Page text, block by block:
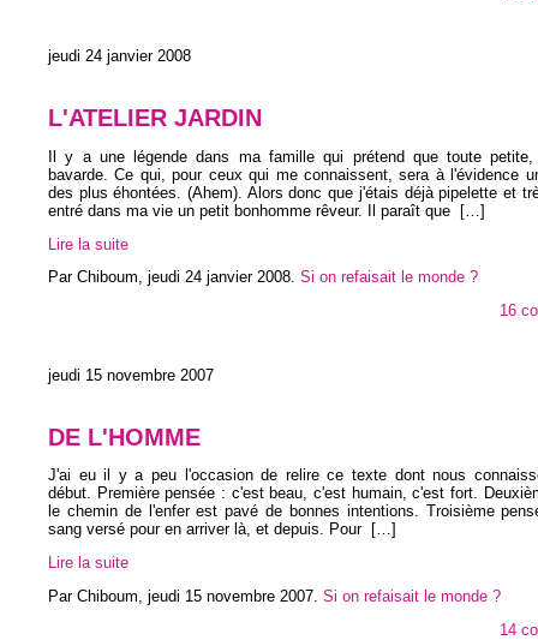
jeudi 24 janvier 2008
L'ATELIER JARDIN
Il y a une légende dans ma famille qui prétend que toute petite,
bavarde. Ce qui, pour ceux qui me connaissent, sera à l'évidence
des plus éhontées. (Ahem). Alors donc que j'étais déjà pipelette et
entré dans ma vie un petit bonhomme rêveur. Il paraît que […]
Lire la suite
Par Chiboum, jeudi 24 janvier 2008. Si on refaisait le monde ?
16
jeudi 15 novembre 2007
DE L'HOMME
J'ai eu il y a peu l'occasion de relire ce texte dont nous
début. Première pensée : c'est beau, c'est humain, c'est fort.
le chemin de l'enfer est pavé de bonnes intentions. Troisième
sang versé pour en arriver là, et depuis. Pour […]
Lire la suite
Par Chiboum, jeudi 15 novembre 2007 Si on refaisait le monde ?
14